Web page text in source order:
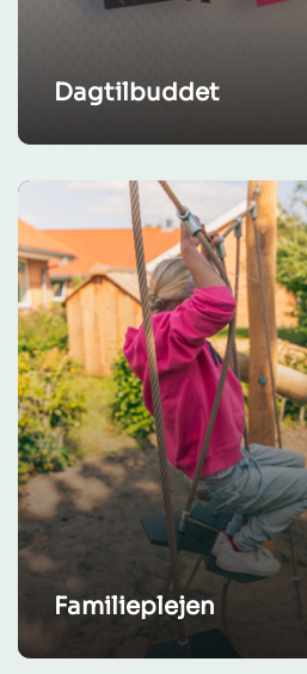
Dagtilbuddet
Familieplejen